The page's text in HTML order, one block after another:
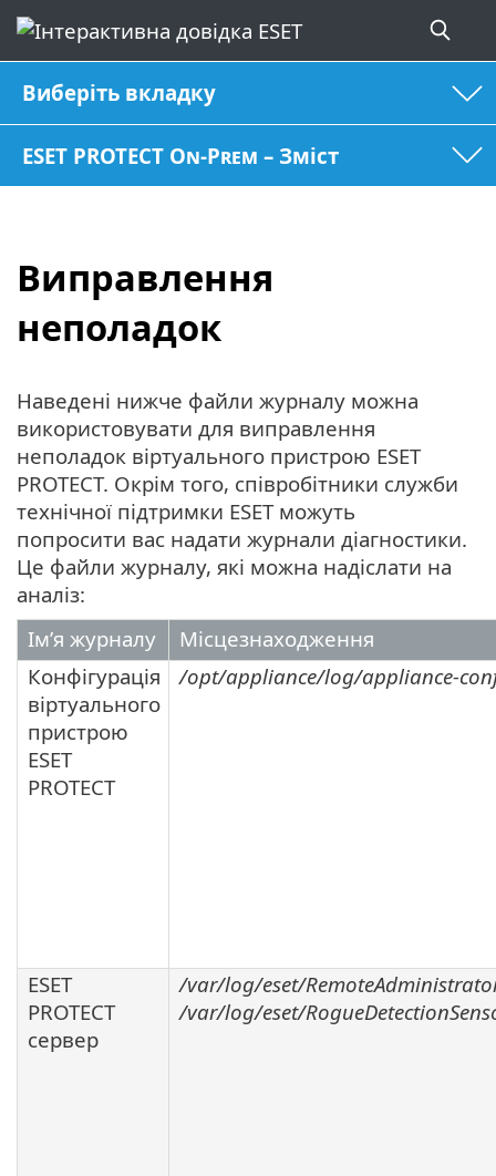
Виберіть вкладку
ESET PROTECT On-Prem – Зміст
Виправлення
неполадок
Наведені нижче файли журналу можна
використовувати для виправлення
неполадок віртуального пристрою ESET
PROTECT. Окрім того, співробітники служби
технічної підтримки ESET можуть
попросити вас надати журнали діагностики.
Це файли журналу, які можна надіслати на
аналіз:
Ім’я журналу
Місцезнаходження
Конфігурація
віртуального
пристрою
ESET
PROTECT
/opt/appliance/log/appliance-
ESET
PROTECT
сервер
/var/log/eset/
/var/log/eset/